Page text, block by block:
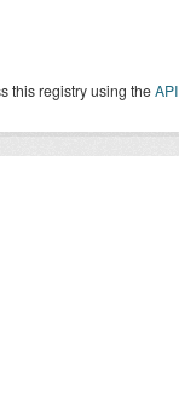
this registry using theAPI